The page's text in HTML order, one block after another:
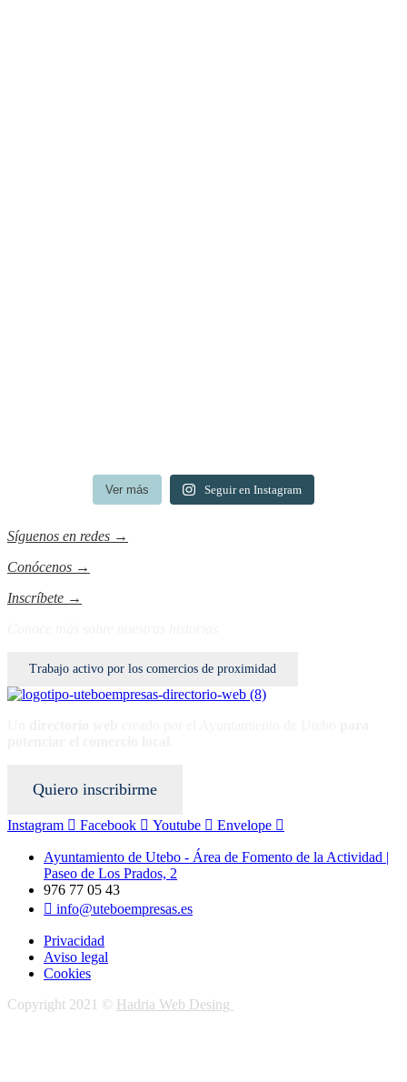
Ver más Seguir en Instagram
Síguenos en redes →
Conócenos →
Inscríbete →
Trabajo activo por los comercios de proximidad
Quiero inscribirme
Instagram Facebook Youtube Envelope
Ayuntamiento de Utebo - Área de Fomento de la Actividad |
Paseo de Los Prados, 2
976 77 05 43
info@uteboempresas.es
Privacidad
Aviso legal
Cookies
Copyright 2021 © Hadria Web Desing